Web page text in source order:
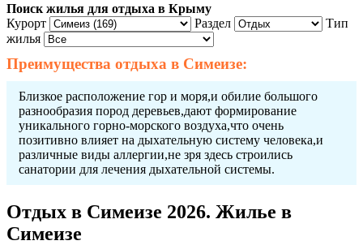
Поиск жилья для отдыха в Крыму
Курорт
Раздел
Тип
жилья
Преимущества отдыха в Симеизе:
Близкое расположение гор и моря,и обилие большого
разнообразия пород деревьев,дают формирование
уникального горно-морского воздуха,что очень
позитивно влияет на дыхательную систему человека,и
различные виды аллергии,не зря здесь строились
санатории для лечения дыхательной системы.
Отдых в Симеизе 2026. Жилье в
Симеизе